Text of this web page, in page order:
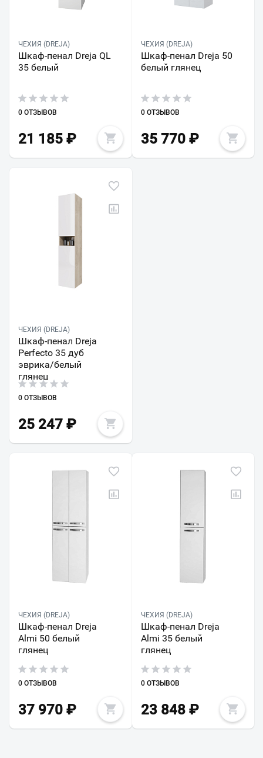
ЧЕХИЯ (DREJA)
Шкаф-пенал Dreja QL
35 белый
0 ОТЗЫВОВ
21 185 ₽
ЧЕХИЯ (DREJA)
Шкаф-пенал Dreja 50
белый глянец
0 ОТЗЫВОВ
35 770₽
ЧЕХИЯ (DREJA)
Шкаф-пенал Dreja
Perfecto 35 дуб
эврика/белый
глянец
0 ОТЗЫВОВ
25 247 ₽
ЧЕХИЯ (DREJA)
Шкаф-пенал Dreja
Almi 50 белый
глянец
0 ОТЗЫВОВ
37 970 ₽
ЧЕХИЯ (DREJA)
Шкаф-пенал Dreja
Almi 35 белый
глянец
0 ОТЗЫВОВ
23 848₽